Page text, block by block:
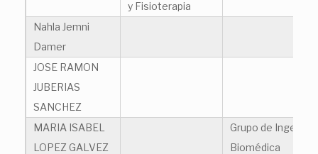
y Fisioterapia
Nahla Jemni
Damer
JOSE RAMON
JUBERIAS
SANCHEZ
MARIA ISABEL
LOPEZ GALVEZ
Grupo de
Biomédica